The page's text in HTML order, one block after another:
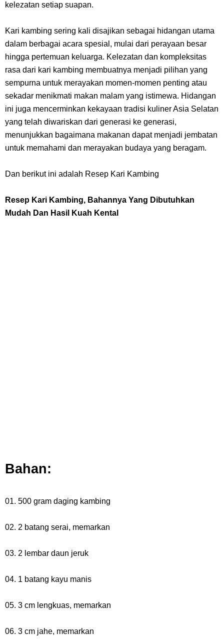
Sama Sekali
7 Fakta Queen One Piece, All Star Yang Jadi Penanggung Jawab
Penjara Udon
7 Fakta Brook One Piece, Mantan Kapten Yang Poster Bountynya
Poster Konser
Arti Bendera Tanzania, Ada Di Afrika Dengan Bentang Alam Yang
kelezatan setiap suapan.
Kari kambing sering kali disajikan sebagai hidangan utama
dalam berbagai acara spesial, mulai dari perayaan besar
hingga pertemuan keluarga. Kelezatan dan kompleksitas
rasa dari kari kambing membuatnya menjadi pilihan yang
sempurna untuk merayakan momen-momen penting atau
sekadar menikmati makan malam yang istimewa. Hidangan
ini juga mencerminkan kekayaan tradisi kuliner Asia Selatan
yang telah diwariskan dari generasi ke generasi,
menunjukkan bagaimana makanan dapat menjadi jembatan
untuk memahami dan merayakan budaya yang beragam.
Dan berikut ini adalah Resep Kari Kambing
Resep Kari Kambing, Bahannya Yang Dibutuhkan
Mudah Dan Hasil Kuah Kental
Bahan:
01. 500 gram daging kambing
02. 2 batang serai, memarkan
03. 2 lembar daun jeruk
04. 1 batang kayu manis
05. 3 cm lengkuas, memarkan
06. 3 cm jahe, memarkan